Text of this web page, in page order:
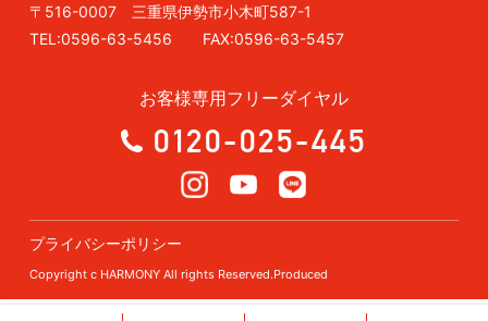
〒516-0007 三重県伊勢市小木町587-1
TEL:0596-63-5456 FAX:0596-63-5457
お客様専用フリーダイヤル
0120-025-445
プライバシーポリシー
Copyright c HARMONY All rights Reserved.Produced